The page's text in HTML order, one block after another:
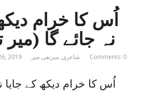
اُس کا خرام
نہ جائے گا
2019 شاعری,میرتقی میر Comments: 0
اُس کا خرام دیکھ کے جایا